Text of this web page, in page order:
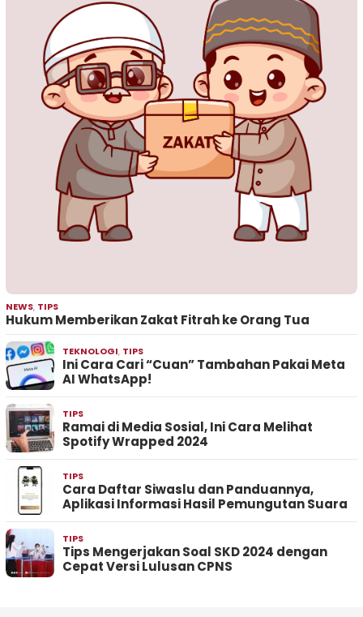
NEWS, TIPS
Hukum Memberikan Zakat Fitrah ke Orang Tua
TEKNOLOGI, TIPS
Ini Cara Cari “Cuan” Tambahan Pakai Meta
AI WhatsApp!
TIPS
Ramai di Media Sosial, Ini Cara Melihat
Spotify Wrapped 2024
TIPS
Cara Daftar Siwaslu dan Panduannya,
Aplikasi Informasi Hasil Pemungutan Suara
TIPS
Tips Mengerjakan Soal SKD 2024 dengan
Cepat Versi Lulusan CPNS